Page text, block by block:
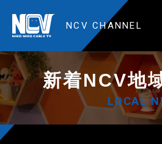
NCV CHANNEL
新着NCV地
LOCAL